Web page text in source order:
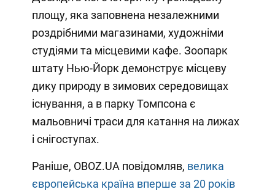
площу, яка заповнена незалежними
роздрібними магазинами, художніми
студіями та місцевими кафе. Зоопарк
штату Нью-Йорк демонструє місцеву
дику природу в зимових середовищах
існування, а в парку Томпсона є
мальовничі траси для катання на лижах
і снігоступах.
Раніше, OBOZ.UA повідомляв, велика
європейська країна вперше за 20 років